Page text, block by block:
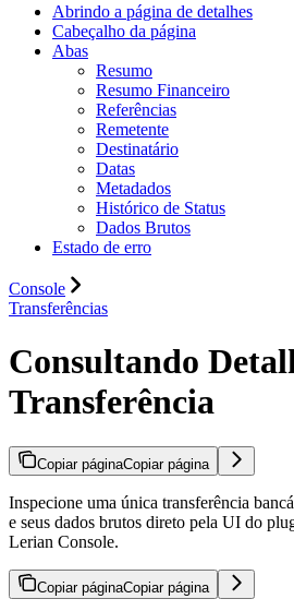
Abrindo a página de detalhes
Cabeçalho da página
Abas
Resumo
Resumo Financeiro
Referências
Remetente
Destinatário
Datas
Metadados
Histórico de Status
Dados Brutos
Estado de erro
Console
Transferências
Consultando
Transferência
Copiar páginaCopiar página
Inspecione uma única transferência
e seus dados brutos direto pela UI do
Lerian Console.
Copiar páginaCopiar página